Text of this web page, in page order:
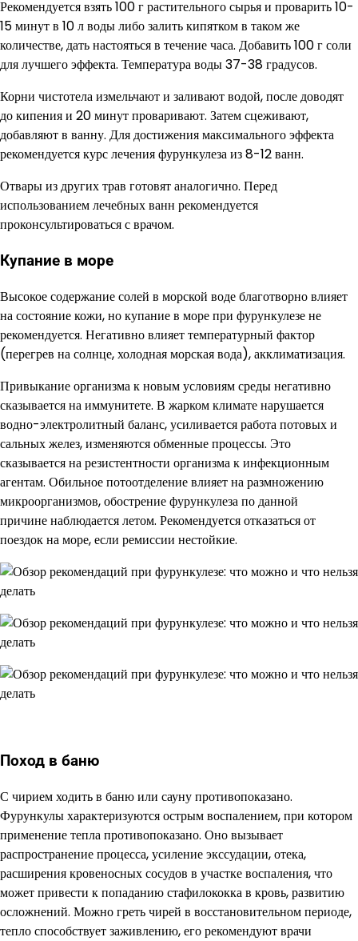
Рекомендуется взять 100 г растительного сырья и проварить 10-
15 минут в 10 л воды либо залить кипятком в таком же
количестве, дать настояться в течение часа. Добавить 100 г соли
для лучшего эффекта. Температура воды 37-38 градусов.
Корни чистотела измельчают и заливают водой, после доводят
до кипения и 20 минут проваривают. Затем сцеживают,
добавляют в ванну. Для достижения максимального эффекта
рекомендуется курс лечения фурункулеза из 8-12 ванн.
Отвары из других трав готовят аналогично. Перед
использованием лечебных ванн рекомендуется
проконсультироваться с врачом.
Купание в море
Высокое содержание солей в морской воде благотворно влияет
на состояние кожи, но купание в море при фурункулезе не
рекомендуется. Негативно влияет температурный фактор
(перегрев на солнце, холодная морская вода), акклиматизация.
Привыкание организма к новым условиям среды негативно
сказывается на иммунитете. В жарком климате нарушается
водно-электролитный баланс, усиливается работа потовых и
сальных желез, изменяются обменные процессы. Это
сказывается на резистентности организма к инфекционным
агентам. Обильное потоотделение влияет на размножению
микроорганизмов, обострение фурункулеза по данной
причине наблюдается летом. Рекомендуется отказаться от
поездок на море, если ремиссии нестойкие.
Поход в баню
С чирием ходить в баню или сауну противопоказано.
Фурункулы характеризуются острым воспалением, при котором
применение тепла противопоказано. Оно вызывает
распространение процесса, усиление экссудации, отека,
расширения кровеносных сосудов в участке воспаления, что
может привести к попаданию стафилококка в кровь, развитию
осложнений. Можно греть чирей в восстановительном периоде,
тепло способствует заживлению, его рекомендуют врачи